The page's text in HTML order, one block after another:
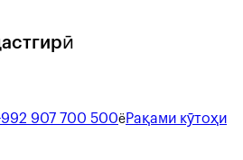
907 700 500ёРақами кӯтоҳи